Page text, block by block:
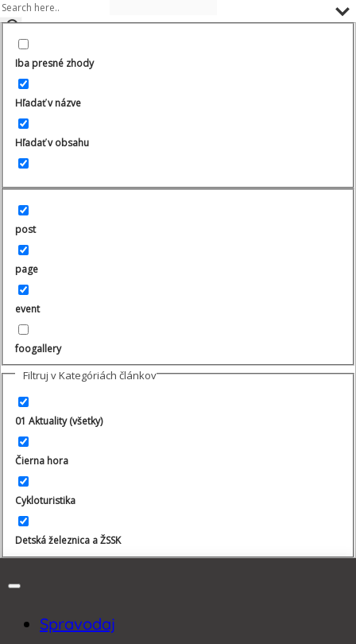
Prejsť
obsah
Iba presné zhody
Hľadať v názve
Hľadať v obsahu
post
page
event
foogallery
Filtruj v Kategóriách článkov
01 Aktuality (všetky)
Čierna hora
Cykloturistika
Detská železnica a ŽSSK
Gastroturizmus
Spravodaj